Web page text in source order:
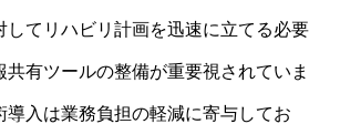
してリハビリ計画を迅速に立てる必要
共有ツールの整備が重要視されていま
導入は業務負担の軽減に寄与してお